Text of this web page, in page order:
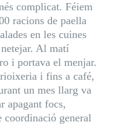
complicat. Féiem
racions de paella
en les cuines
Al matí
i portava el menjar.
i fins a café,
un mes llarg va
apagant focs,
coordinació general